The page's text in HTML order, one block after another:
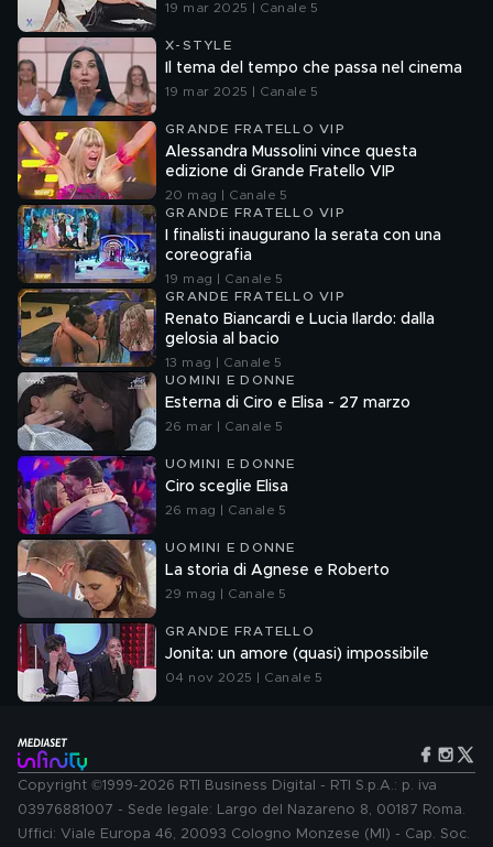
19 mar 2025 | Canale 5
X-STYLE
Il tema del tempo che passa nel cinema
19 mar 2025 | Canale 5
GRANDE FRATELLO VIP
Alessandra Mussolini vince questa
edizione di Grande Fratello VIP
20 mag | Canale 5
GRANDE FRATELLO VIP
I finalisti inaugurano la serata con una
coreografia
19 mag | Canale 5
GRANDE FRATELLO VIP
Renato Biancardi e Lucia Ilardo: dalla
gelosia al bacio
13 mag | Canale 5
UOMINI E DONNE
Esterna di Ciro e Elisa - 27 marzo
26 mar | Canale 5
UOMINI E DONNE
Ciro sceglie Elisa
26 mag | Canale 5
UOMINI E DONNE
La storia di Agnese e Roberto
29 mag | Canale 5
GRANDE FRATELLO
Jonita: un amore (quasi) impossibile
04 nov 2025 | Canale 5
Copyright ©1999-2026 RTI Business Digital - RTI S.p.A.: p. iva
03976881007 - Sede legale: Largo del Nazareno 8, 00187 Roma.
Uffici: Viale Europa 46, 20093 Cologno Monzese (MI) - Cap. Soc.